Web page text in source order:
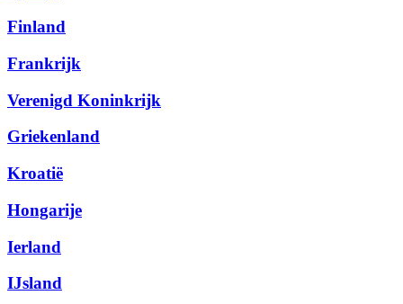
Finland
Frankrijk
Verenigd Koninkrijk
Griekenland
Kroatië
Hongarije
Ierland
IJsland